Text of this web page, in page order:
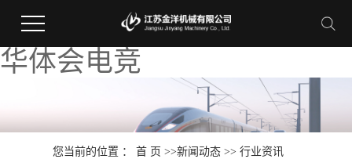
华体会电竞
您当前的位置 ：首 页 >>新闻动态 >>行业资讯